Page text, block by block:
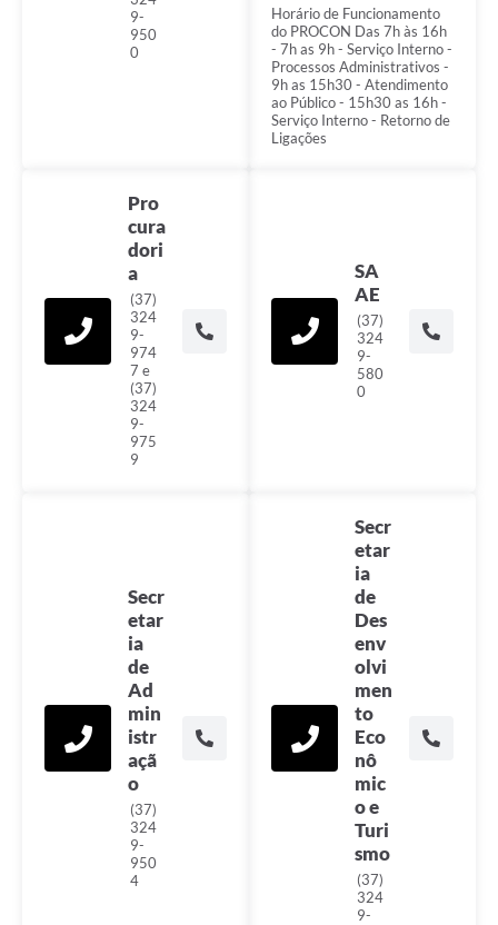
9-
950
0
Horário de Funcionamento
do PROCON Das 7h às 16h
- 7h as 9h - Serviço Interno -
Processos Administrativos -
9h as 15h30 - Atendimento
ao Público - 15h30 as 16h -
Serviço Interno - Retorno de
Ligações
Pro
cura
dori
a
(37)
324
9-
974
7 e
(37)
324
9-
975
9
SA
AE
(37)
324
9-
580
0
Secr
etar
ia
de
Ad
min
istr
açã
o
(37)
324
9-
950
4
Secr
etar
ia
de
Des
env
olvi
men
to
Eco
nô
mic
o e
Turi
smo
(37)
324
9-